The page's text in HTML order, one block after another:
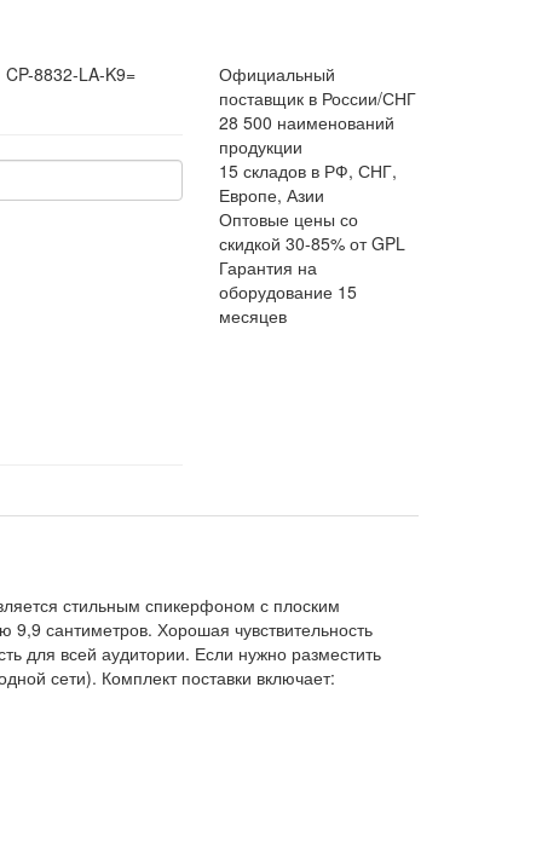
CP-8832-LA-K9=
Официальный
поставщик в России/СНГ
28 500 наименований
продукции
15 складов в РФ, СНГ,
Европе, Азии
Оптовые цены со
скидкой 30-85% от GPL
Гарантия на
оборудование 15
месяцев
стильным спикерфоном с плоским
сантиметров. Хорошая чувствительность
для всей аудитории. Если нужно разместить
сети). Комплект поставки включает: